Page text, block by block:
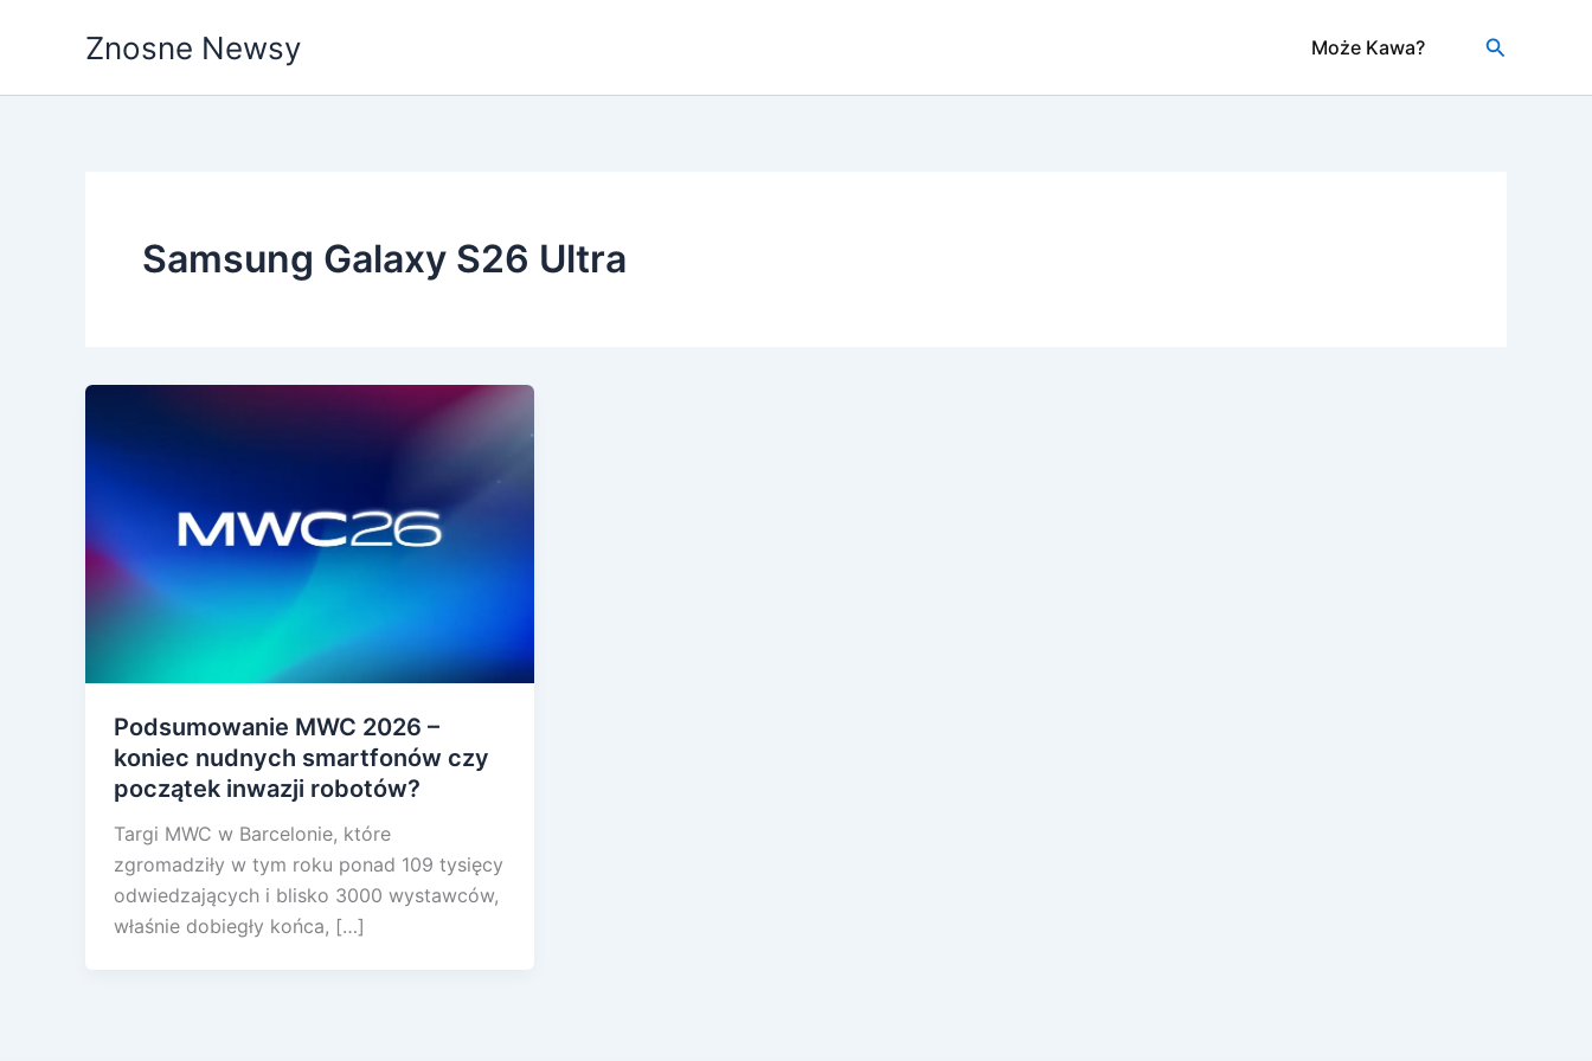
Znosne Newsy Może Kawa? Szukaj
Samsung Galaxy S26 Ultra
Podsumowanie MWC 2026 –
koniec nudnych smartfonów czy
początek inwazji robotów?
Targi MWC w Barcelonie, które
zgromadziły w tym roku ponad 109 tysięcy
odwiedzających i blisko 3000 wystawców,
właśnie dobiegły końca, […]